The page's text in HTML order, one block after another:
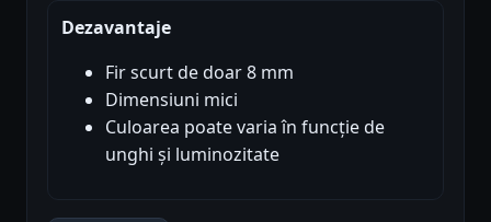
Dezavantaje
Fir scurt de doar 8 mm
Dimensiuni mici
Culoarea poate varia în funcție de
unghi și luminozitate